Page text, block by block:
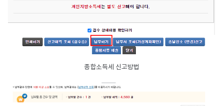
종합소득세 신고방법